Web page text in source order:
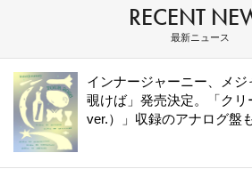
RECENT
最新ニュース
インナージャーニー、メ
覗けば」発売決定。「ク
ver.）」収録のアナログ盤